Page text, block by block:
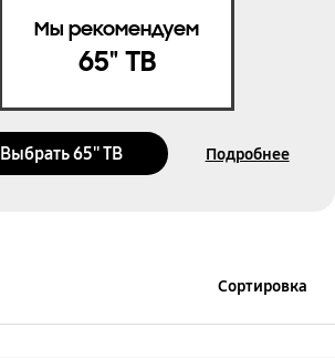
Мы рекомендуем
65" ТВ
Выбрать 65'' ТВ Подробнее
Сортировка